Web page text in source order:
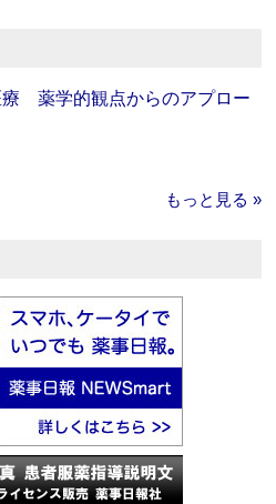
療 薬学的観点からのアプロー
もっと見る »